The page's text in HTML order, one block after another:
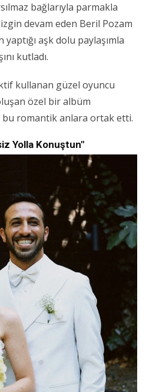
bağlarıyla parmakla
devam eden Beril Pozam
aşk dolu paylaşımla
kutladı.
kullanan güzel oyuncu
özel bir albüm
bu romantik anlara ortak etti.
Yolla Konuştun"